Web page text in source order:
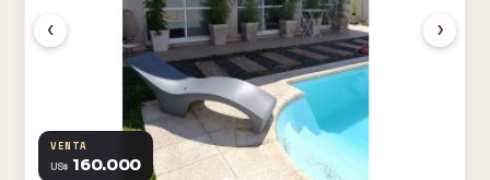
‹ ›
VENTA
US$ 160.000